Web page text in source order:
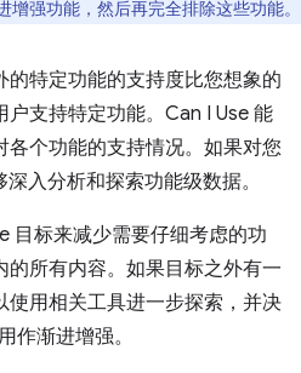
强功能，然后再完全排除这些功能。
特定功能的支持度比您想象的
支持特定功能。Can I Use 能
个功能的支持情况。如果对您
入分析和探索功能级数据。
目标来减少需要仔细考虑的功
所有内容。如果目标之外有一
使用相关工具进一步探索，并决
作渐进增强。